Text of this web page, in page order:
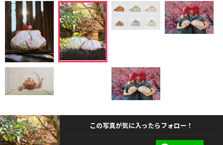
この写真が気に入ったらフォロー！